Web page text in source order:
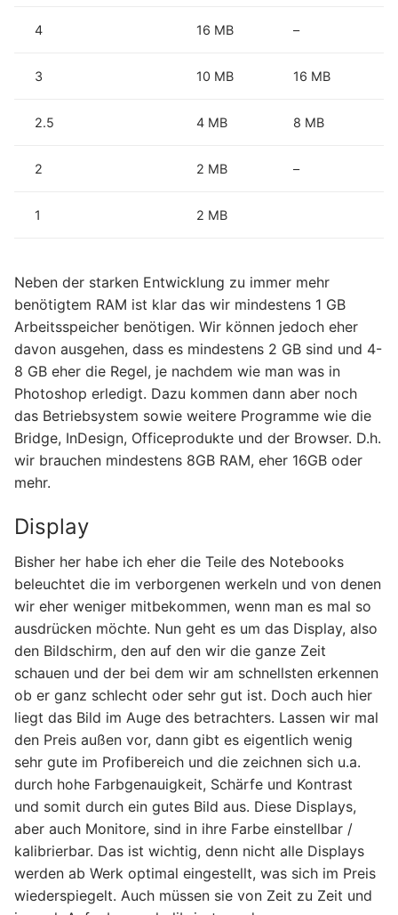
4 16 MB –
3 10 MB 16 MB
2.5 4 MB 8 MB
2 2 MB –
1 2 MB
Neben der starken Entwicklung zu immer mehr
benötigtem RAM ist klar das wir mindestens 1 GB
Arbeitsspeicher benötigen. Wir können jedoch eher
davon ausgehen, dass es mindestens 2 GB sind und 4-
8 GB eher die Regel, je nachdem wie man was in
Photoshop erledigt. Dazu kommen dann aber noch
das Betriebsystem sowie weitere Programme wie die
Bridge, InDesign, Officeprodukte und der Browser. D.h.
wir brauchen mindestens 8GB RAM, eher 16GB oder
mehr.
Display
Bisher her habe ich eher die Teile des Notebooks
beleuchtet die im verborgenen werkeln und von denen
wir eher weniger mitbekommen, wenn man es mal so
ausdrücken möchte. Nun geht es um das Display, also
den Bildschirm, den auf den wir die ganze Zeit
schauen und der bei dem wir am schnellsten erkennen
ob er ganz schlecht oder sehr gut ist. Doch auch hier
liegt das Bild im Auge des betrachters. Lassen wir mal
den Preis außen vor, dann gibt es eigentlich wenig
sehr gute im Profibereich und die zeichnen sich u.a.
durch hohe Farbgenauigkeit, Schärfe und Kontrast
und somit durch ein gutes Bild aus. Diese Displays,
aber auch Monitore, sind in ihre Farbe einstellbar /
kalibrierbar. Das ist wichtig, denn nicht alle Displays
werden ab Werk optimal eingestellt, was sich im Preis
wiederspiegelt. Auch müssen sie von Zeit zu Zeit und